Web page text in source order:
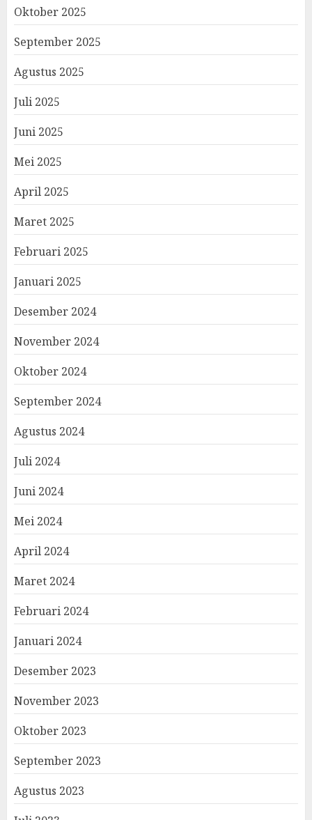
Oktober 2025
September 2025
Agustus 2025
Juli 2025
Juni 2025
Mei 2025
April 2025
Maret 2025
Februari 2025
Januari 2025
Desember 2024
November 2024
Oktober 2024
September 2024
Agustus 2024
Juli 2024
Juni 2024
Mei 2024
April 2024
Maret 2024
Februari 2024
Januari 2024
Desember 2023
November 2023
Oktober 2023
September 2023
Agustus 2023